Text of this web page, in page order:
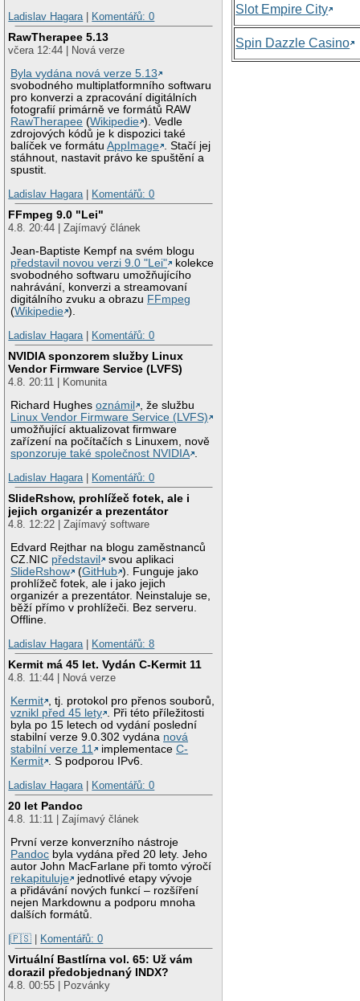
Ladislav Hagara
Komentářů: 0
RawTherapee 5.13
včera 12:44 | Nová verze
Byla vydána nová verze 5.13
svobodného multiplatformního softwaru
pro konverzi a zpracování digitálních
fotografií primárně ve formátů RAW
RawTherapee (Wikipedie ). Vedle
zdrojových kódů je k dispozici také
balíček ve formátuAppImage . Stačí jej
stáhnout, nastavit právo ke spuštění a
spustit.
Ladislav Hagara
Komentářů: 0
FFmpeg 9.0 "Lei"
4.8. 20:44 | Zajímavý článek
Jean-Baptiste Kempf na svém blogu
představil novou verzi 9.0 "Lei"
kolekce
svobodného softwaru umožňujícího
nahrávání, konverzi a streamovaní
digitálního zvuku a obrazu FFmpeg
(Wikipedie ).
Ladislav Hagara
Komentářů: 0
NVIDIA sponzorem služby Linux
Vendor Firmware Service (LVFS)
4.8. 20:11 | Komunita
Richard Hughesoznámil
, že službu
Linux Vendor Firmware Service (LVFS)
umožňující aktualizovat firmware
zařízení na počítačích s Linuxem, nově
sponzoruje také společnost NVIDIA .
Ladislav Hagara | Komentářů: 0
SlideRshow, prohlížeč fotek, ale i
jejich organizér a prezentátor
4.8. 12:22 | Zajímavý software
Edvard Rejthar na blogu zaměstnanců
CZ.NIC představil
svou aplikaci
SlideRshow
(GitHub ). Funguje jako
prohlížeč fotek, ale i jako jejich
organizér a prezentátor. Neinstaluje se,
běží přímo v prohlížeči. Bez serveru.
Offline.
Ladislav Hagara | Komentářů: 8
Kermit má 45 let. Vydán C-Kermit 11
4.8. 11:44 | Nová verze
Kermit , tj. protokol pro přenos souborů,
vznikl před 45 lety . Při této příležitosti
byla po 15 letech od vydání poslední
stabilní verze 9.0.302 vydána nová
stabilní verze 11
implementaceC-
Kermit . S podporou IPv6.
Ladislav Hagara | Komentářů: 0
20 let Pandoc
4.8. 11:11 | Zajímavý článek
První verze konverzního nástroje
Pandoc byla vydána před 20 lety. Jeho
autor John MacFarlane při tomto výročí
rekapituluje
jednotlivé etapy vývoje
a přidávání nových funkcí – rozšíření
nejen Markdownu a podporu mnoha
dalších formátů.
|🇵🇸 | Komentářů: 0
Virtuální Bastlírna vol. 65: Už vám
dorazil předobjednaný INDX?
4.8. 00:55 | Pozvánky
Slot Empire City
Spin Dazzle Casino